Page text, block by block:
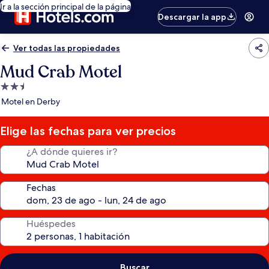
Ir a la sección principal de la página
Descargar la app
Ver todas las propiedades
Mud Crab Motel
Propiedad
de
estrellas
Motel en Derby
Elige las fechas para ver precios
¿A dónde quieres ir?
Fechas
Huéspedes